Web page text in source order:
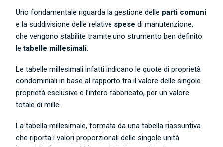
Uno fondamentale riguarda la gestione delle parti comuni
e la suddivisione delle relative spese di manutenzione,
che vengono stabilite tramite uno strumento ben definito:
letabelle millesimali.
Le tabelle millesimali infatti indicano le quote di proprietà
condominiali in base al rapporto tra il valore delle singole
proprietà esclusive e l’intero fabbricato, per un valore
totale di mille.
La tabella millesimale, formata da una tabella riassuntiva
che riporta i valori proporzionali delle singole unità